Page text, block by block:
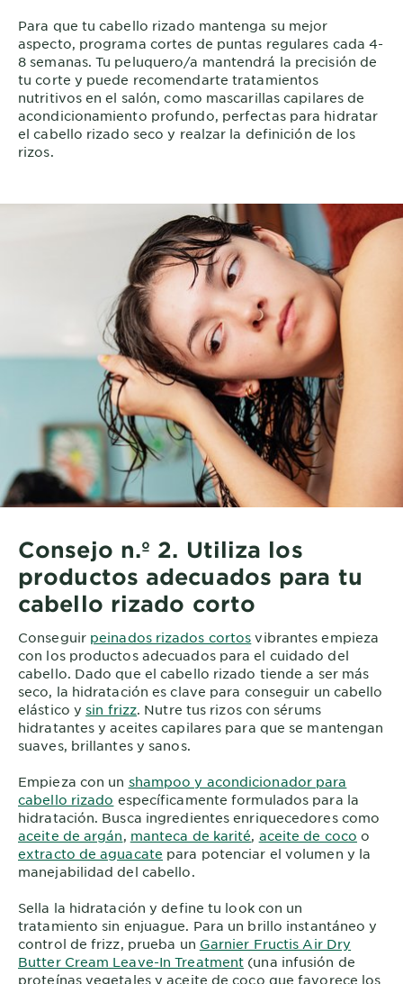
Para que tu cabello rizado mantenga su mejor
aspecto, programa cortes de puntas regulares cada 4-
8 semanas. Tu peluquero/a mantendrá la precisión de
tu corte y puede recomendarte tratamientos
nutritivos en el salón, como mascarillas capilares de
acondicionamiento profundo, perfectas para hidratar
el cabello rizado seco y realzar la definición de los
rizos.
Consejo n.º 2. Utiliza los
productos adecuados para tu
cabello rizado corto
Conseguir peinados rizados cortos vibrantes empieza
con los productos adecuados para el cuidado del
cabello. Dado que el cabello rizado tiende a ser más
seco, la hidratación es clave para conseguir un cabello
elástico ysin frizz. Nutre tus rizos con sérums
hidratantes y aceites capilares para que se mantengan
suaves, brillantes y sanos.
Empieza con un shampoo y acondicionador para
cabello rizado específicamente formulados para la
hidratación. Busca ingredientes enriquecedores como
aceite de argán, manteca de karité, aceite de coco o
extracto de aguacate para potenciar el volumen y la
manejabilidad del cabello.
Sella la hidratación y define tu look con un
tratamiento sin enjuague. Para un brillo instantáneo y
control de frizz, prueba un Garnier Fructis Air Dry
Butter Cream Leave-In Treatment (una infusión de
proteínas vegetales y aceite de coco que favorece los